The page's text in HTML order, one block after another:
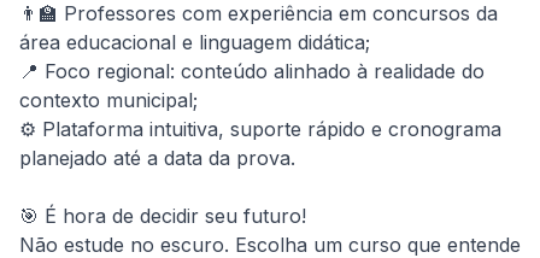
👨‍🏫 Professores com experiência em concursos da
área educacional e linguagem didática;
📍 Foco regional: conteúdo alinhado à realidade do
contexto municipal;
⚙️ Plataforma intuitiva, suporte rápido e cronograma
planejado até a data da prova.
🎯 É hora de decidir seu futuro!
Não estude no escuro. Escolha um curso que entende